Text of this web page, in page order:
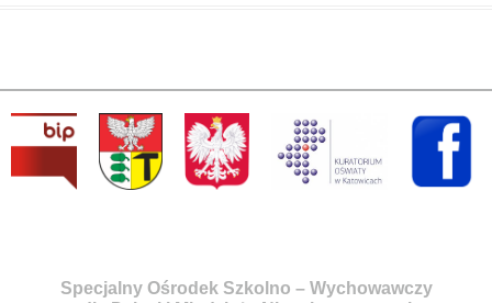
Specjalny Ośrodek Szkolno – Wychowawczy